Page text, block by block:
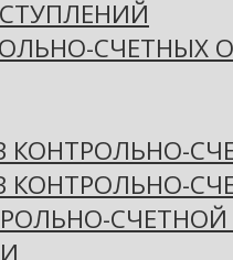
СЧЕТНЫХ
КОНТРОЛЬНО-
КОНТРОЛЬНО-